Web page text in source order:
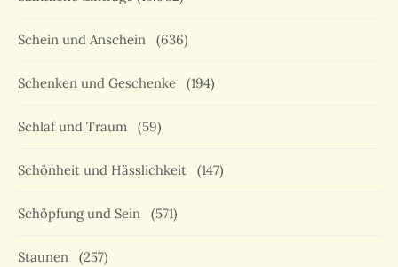
Schein und Anschein (636)
Schenken und Geschenke (194)
Schlaf und Traum (59)
Schönheit und Hässlichkeit (147)
Schöpfung und Sein (571)
Staunen (257)